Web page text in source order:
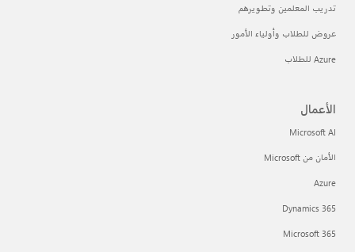
تدريب المعلمين وتطويرهم
عروض للطلاب وأولياء الأمور
Azure للطلاب
الأعمال
Microsoft AI
الأمان من Microsoft
Azure
Dynamics 365
Microsoft 365